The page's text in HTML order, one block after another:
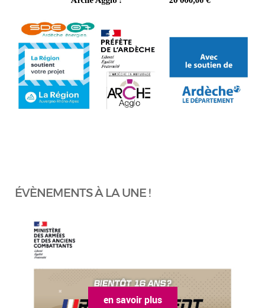
ÉVÈNEMENTS À LA UNE !
en savoir plus